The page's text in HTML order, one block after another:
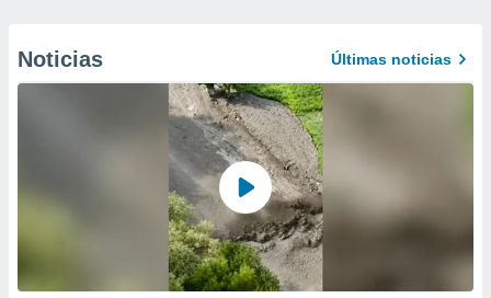
Noticias Últimas noticias